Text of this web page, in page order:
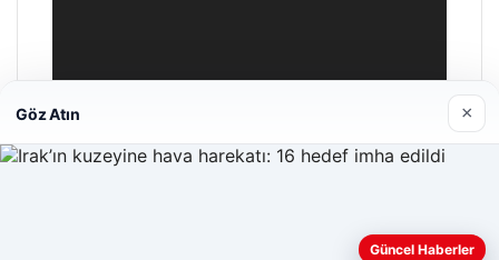
Web sitemizi nasıl kullandığınızı daha iyi anlayabilmek,
Göz Atın ×
Güncel Haberler